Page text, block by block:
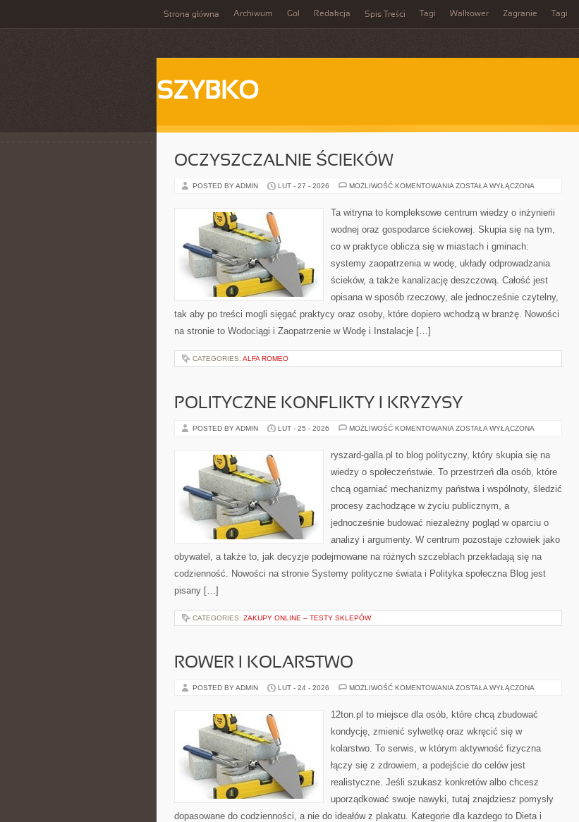
Strona główna Archiwum Gol Redakcja Spis Treści Tagi Walkower Zagranie Tagi
SZYBKO
OCZYSZCZALNIE ŚCIEKÓW
POSTED BY ADMIN LUT - 27 - 2026 MOŻLIWOŚĆ KOMENTOWANIA OCZYSZCZALNIE
ZOSTAŁA WYŁĄCZONA
Ta witryna to kompleksowe centrum wiedzy o inżynierii
wodnej oraz gospodarce ściekowej. Skupia się na tym,
co w praktyce oblicza się w miastach i gminach:
systemy zaopatrzenia w wodę, układy odprowadzania
ścieków, a także kanalizację deszczową. Całość jest
opisana w sposób rzeczowy, ale jednocześnie czytelny,
tak aby po treści mogli sięgać praktycy oraz osoby, które dopiero wchodzą w branżę. Nowości
na stronie to Wodociągi i Zaopatrzenie w Wodę i Instalacje […]
CATEGORIES: ALFA ROMEO
POLITYCZNE KONFLIKTY I KRYZYSY
POSTED BY ADMIN LUT - 25 - 2026 MOŻLIWOŚĆ KOMENTOWANIA POLITYCZNE
KRYZYSY
ZOSTAŁA WYŁĄCZONA
ryszard-galla.pl to blog polityczny, który skupia się na
wiedzy o społeczeństwie. To przestrzeń dla osób, które
chcą ogarniać mechanizmy państwa i wspólnoty, śledzić
procesy zachodzące w życiu publicznym, a
jednocześnie budować niezależny pogląd w oparciu o
analizy i argumenty. W centrum pozostaje człowiek jako
obywatel, a także to, jak decyzje podejmowane na różnych szczeblach przekładają się na
codzienność. Nowości na stronie Systemy polityczne świata i Polityka społeczna Blog jest
pisany […]
CATEGORIES: ZAKUPY ONLINE – TESTY SKLEPÓW
ROWER I KOLARSTWO
POSTED BY ADMIN LUT - 24 - 2026 MOŻLIWOŚĆ KOMENTOWANIA ROWER
ZOSTAŁA WYŁĄCZONA
12ton.pl to miejsce dla osób, które chcą zbudować
kondycję, zmienić sylwetkę oraz wkręcić się w
kolarstwo. To serwis, w którym aktywność fizyczna
łączy się z zdrowiem, a podejście do celów jest
realistyczne. Jeśli szukasz konkretów albo chcesz
uporządkować swoje nawyki, tutaj znajdziesz pomysły
dopasowane do codzienności, a nie do ideałów z plakatu. Kategorie dla każdego to Dieta i